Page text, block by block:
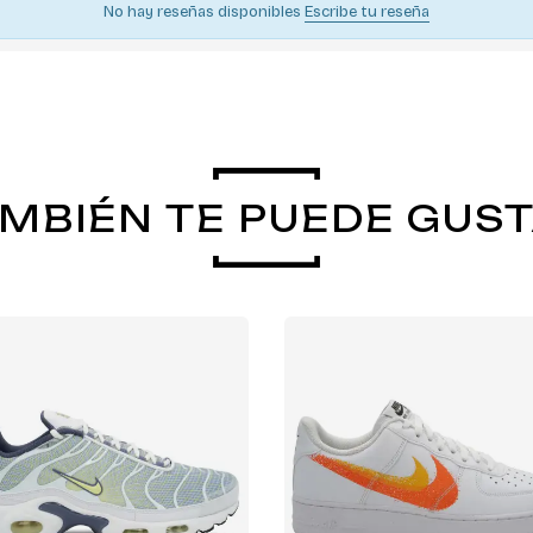
No hay reseñas disponibles Escribe tu reseña
TE PUEDE